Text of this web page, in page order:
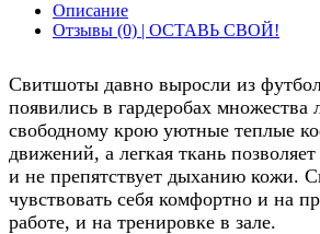
Описание
Отзывы (0) | ОСТАВЬ СВОЙ!
Свитшоты давно выросли из
появились в гардеробах множества
свободному крою уютные теплые
движений, а легкая ткань
и не препятствует дыханию кожи.
чувствовать себя комфортно и на
работе, и на тренировке в зале.